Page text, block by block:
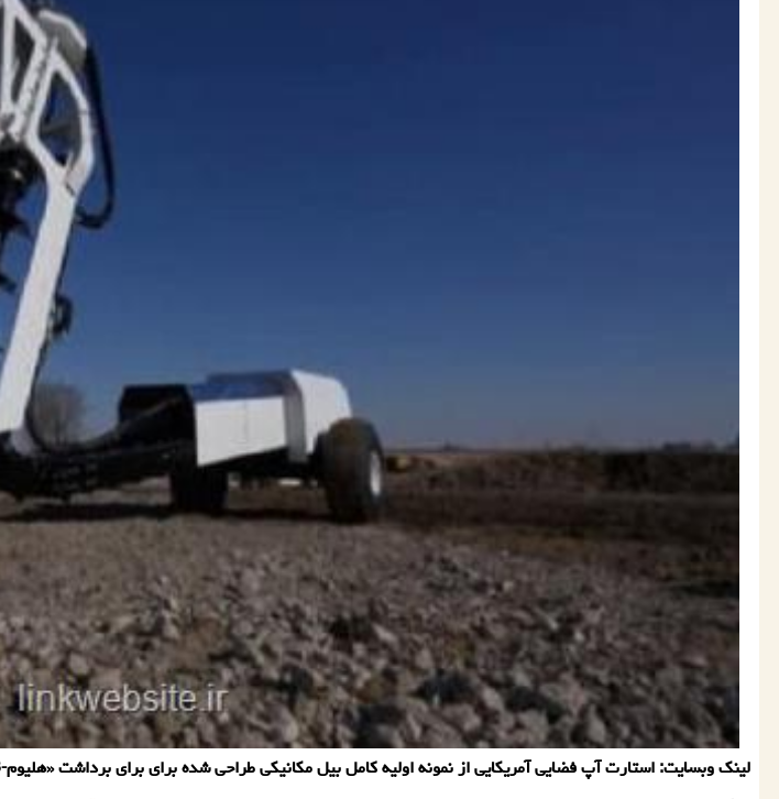
لینک وبسایت: استارت آپ فضایی آمریکایی از نمونه اولیه کامل بیل مکانیکی طراحی شده برای برای برداشت «هلیوم-3» از کره ماه رونمایی نمود.